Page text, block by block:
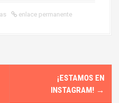
enlace permanente
¡ESTAMOS EN
INSTAGRAM! →